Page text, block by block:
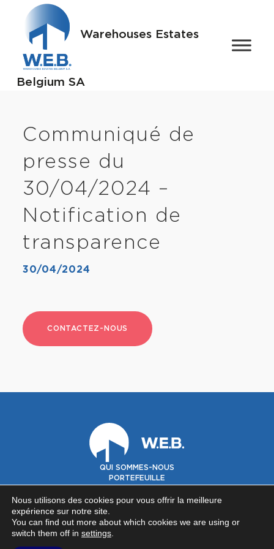
Warehouses Estates
Belgium SA
30/04/2024
Communiqué de
presse du
30/04/2024 –
Notification de
transparence
CONTACTEZ-NOUS
QUI SOMMES-NOUS
PORTEFEUILLE
INVESTISSEURS
©2026 Warehouses Estates Belgium SA -Privacy policy
NOUS SUIVRE SUR
Nous utilisons des cookies pour vous offrir la meilleure
expérience sur notre site.
You can find out more about which cookies we are using or
switch them off in settings